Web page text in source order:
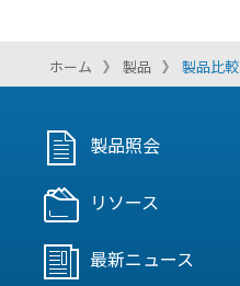
ホーム 製品 製品比較
製品照会
リソース
最新ニュース